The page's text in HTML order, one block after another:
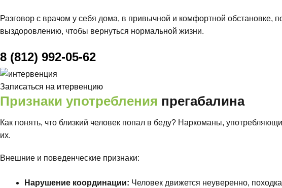
Разговор с врачом у себя дома, в привычной и комфортной обстановке,
выздоровлению, чтобы вернуться нормальной жизни.
8 (812) 992-05-62
Записаться на итервенцию
Признаки употребления прегабалина
Как понять, что близкий человек попал в беду? Наркоманы,
их.
Внешние и поведенческие признаки:
Нарушение координации: Человек движется неуверенно,